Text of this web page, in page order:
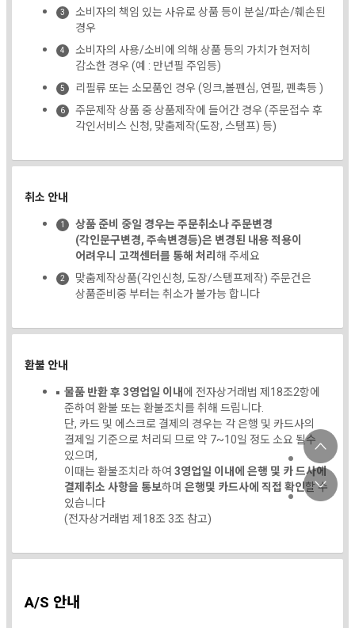
소비자의 책임 있는 사유로 상품 등이 분실/파손/훼손된
경우
소비자의 사용/소비에 의해 상품 등의 가치가 현저히
감소한 경우 (예 : 만년필 주입등)
리필류 또는 소모품인 경우 (잉크,볼펜심, 연필, 펜촉등 )
주문제작 상품 중 상품제작에 들어간 경우 (주문접수 후
각인서비스 신청, 맞춤제작(도장, 스탬프) 등)
취소 안내
상품 준비 중일 경우는 주문취소나 주문변경
(각인문구변경, 주속변경등)은 변경된 내용 적용이
어려우니 고객센터를 통해 처리해 주세요
맞춤제작상품(각인신청, 도장/스탬프제작) 주문건은
상품준비중 부터는 취소가 불가능 합니다
환불 안내
물품 반환 후 3영업일 이내에 전자상거래법 제18조2항에
준하여 환불 또는 환불조치를 취해 드립니다.
단, 카드 및 에스크로 결제의 경우는 각 은행 및 카드사의
결제일 기준으로 처리되 므로 약 7~10일 정도 소요 될수
있으며,
이때는 환불조치라 하여3영업일 이내에 은행 및 카 드사에
결제취소 사항을 통보하며 은행및 카드사에 직접 확인할 수
있습니다
(전자상거래법 제18조 3조 참고)
A/S 안내